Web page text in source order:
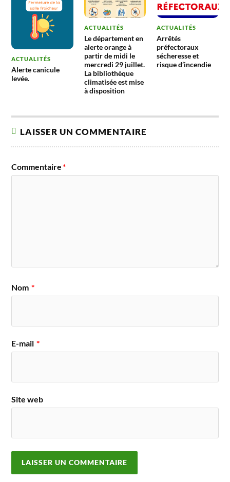
ACTUALITÉS
Alerte canicule
levée.
ACTUALITÉS
Le département en
alerte orange à
partir de midi le
mercredi 29 juillet.
La bibliothèque
climatisée est mise
à disposition
ACTUALITÉS
Arrêtés
préfectoraux
sécheresse et
risque d’incendie
LAISSER UN COMMENTAIRE
Commentaire*
Nom *
E-mail *
Site web